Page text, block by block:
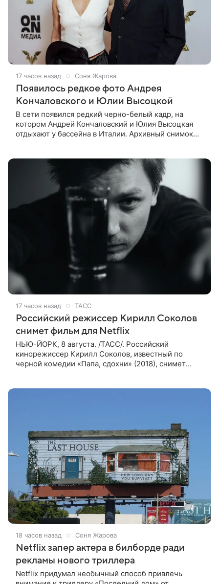
17 часов назад Соня Жарова
Появилось редкое фото Андрея
Кончаловского и Юлии Высоцкой
В сети появился редкий черно-белый кадр, на
котором Андрей Кончаловский и Юлия Высоцкая
отдыхают у бассейна в Италии. Архивный снимок
17 часов назад ТАСС
Российский режиссер Кирилл Соколов
снимет фильм для Netflix
НЬЮ-ЙОРК, 8 августа. /ТАСС/. Российский
кинорежиссер Кирилл Соколов, известный по
черной комедии «Папа, сдохни» (2018), снимет
18 часов назад Соня Жарова
Netflix запер актера в билборде ради
рекламы нового триллера
Netflix придумал необычный способ привлечь